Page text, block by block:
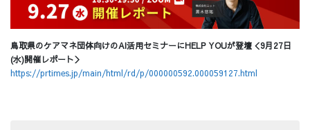
鳥取県のケアマネ団体向けのAI活用セミナーにHELP YOUが登壇＜9月27日
(水)開催レポート＞
https://prtimes.jp/main/html/rd/p/000000592.000059127.html